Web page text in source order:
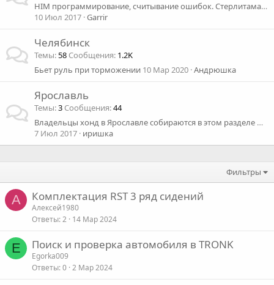
HIM программирование, считывание ошибок. Стерлитамак и окрестности.
10 Июл 2017 Garrir
Челябинск
Темы 58 Сообщения 1.2K
Бьет руль при торможении 10 Мар 2020 Андрюшка
Ярославль
Темы 3 Сообщения 44
Владельцы хонд в Ярославле собираются в этом разделе форума
7 Июл 2017 иришка
Фильтры
А Комплектация RST 3 ряд сидений
Алексей1980
Ответы 2 14 Мар 2024
E Поиск и проверка автомобиля в TRONK
Egorka009
Ответы 0 2 Мар 2024